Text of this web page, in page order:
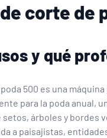
corte de
y qué
500 es una
para la poda anual,
árboles y bordes
a paisajistas,